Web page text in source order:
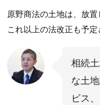
原野商法の土地は、放
これ以上の法改正も予定
相続
な土
ビス